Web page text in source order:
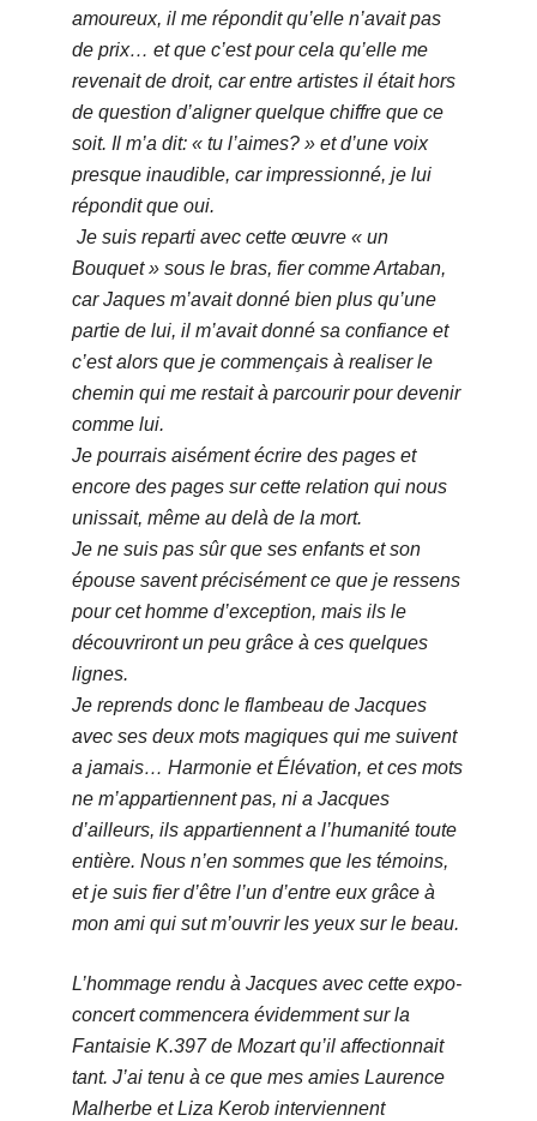
amoureux, il me répondit qu’elle n’avait pas
de prix… et que c’est pour cela qu’elle me
revenait de droit, car entre artistes il était hors
de question d’aligner quelque chiffre que ce
soit. Il m’a dit: « tu l’aimes? » et d’une voix
presque inaudible, car impressionné, je lui
répondit que oui.
Je suis reparti avec cette œuvre « un
Bouquet » sous le bras, fier comme Artaban,
car Jaques m’avait donné bien plus qu’une
partie de lui, il m’avait donné sa confiance et
c’est alors que je commençais à realiser le
chemin qui me restait à parcourir pour devenir
comme lui.
Je pourrais aisément écrire des pages et
encore des pages sur cette relation qui nous
unissait, même au delà de la mort.
Je ne suis pas sûr que ses enfants et son
épouse savent précisément ce que je ressens
pour cet homme d’exception, mais ils le
découvriront un peu grâce à ces quelques
lignes.
Je reprends donc le flambeau de Jacques
avec ses deux mots magiques qui me suivent
a jamais… Harmonie et Élévation, et ces mots
ne m’appartiennent pas, ni a Jacques
d’ailleurs, ils appartiennent a l’humanité toute
entière. Nous n’en sommes que les témoins,
et je suis fier d’être l’un d’entre eux grâce à
mon ami qui sut m’ouvrir les yeux sur le beau.
L’hommage rendu à Jacques avec cette expo-
concert commencera évidemment sur la
Fantaisie K.397 de Mozart qu’il affectionnait
tant. J’ai tenu à ce que mes amies Laurence
Malherbe et Liza Kerob interviennent